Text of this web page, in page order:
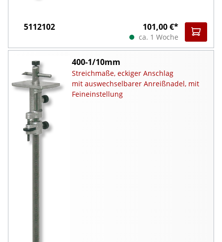
5112102 101,00 €*
ca. 1 Woche
400-1/10mm
Streichmaße, eckiger Anschlag
mit auswechselbarer Anreißnadel, mit
Feineinstellung